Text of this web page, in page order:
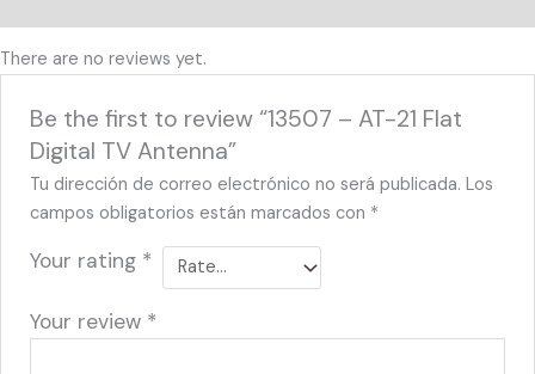
There are no reviews yet.
Be the first to review “13507 – AT-21 Flat
Digital TV Antenna”
Tu dirección de correo electrónico no será publicada. Los
campos obligatorios están marcados con *
Your rating *
Your review *